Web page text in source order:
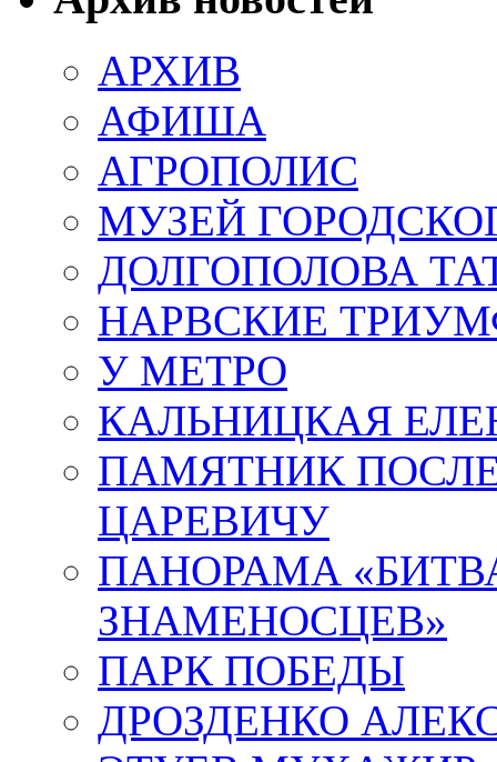
АРХИВ
АФИША
АГРОПОЛИС
МУЗЕЙ
ДОЛГОПОЛОВА
НАРВСКИЕ
У МЕТРО
КАЛЬНИЦКАЯ
ПАМЯТНИК
ЦАРЕВИЧУ
ПАНОРАМА
ЗНАМЕНОСЦЕВ»
ПАРК ПОБЕДЫ
ДРОЗДЕНКО